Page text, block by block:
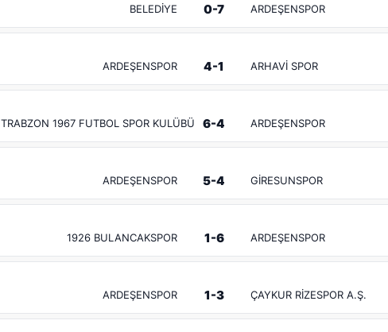
BELEDİYE 0-7 ARDEŞENSPOR
ARDEŞENSPOR 4-1 ARHAVİ SPOR
TRABZON 1967 FUTBOL SPOR KULÜBÜ 6-4 ARDEŞENSPOR
ARDEŞENSPOR 5-4 GİRESUNSPOR
1926 BULANCAKSPOR 1-6 ARDEŞENSPOR
ARDEŞENSPOR 1-3 ÇAYKUR RİZESPOR A.Ş.